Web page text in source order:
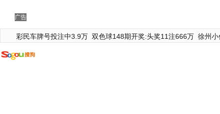
广告
彩民车牌号投注中3.9万 双色球148期开奖:头奖11注666万 徐州